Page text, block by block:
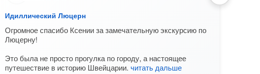
Идиллический Люцерн
Огромное спасибо Ксении за замечательную экскурсию по
Люцерну!
Это была не просто прогулка по городу, а настоящее
путешествие в историю Швейцарии. читать дальше